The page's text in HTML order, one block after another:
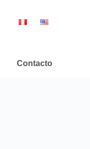
Contacto